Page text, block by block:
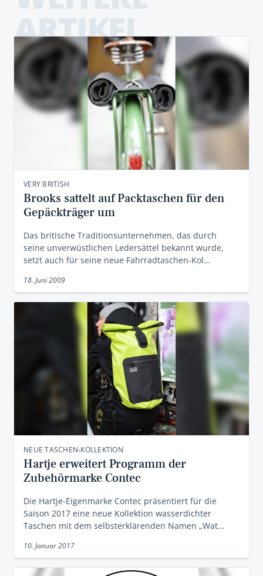
ARTIKEL
VERY BRITISH
Brooks sattelt auf Packtaschen für den
Gepäckträger um
Das britische Traditionsunternehmen, das durch
seine unverwüstlichen Ledersättel bekannt wurde,
setzt auch für seine neue Fahrradtaschen-Kol…
18. Juni 2009
NEUE TASCHEN-KOLLEKTION
Hartje erweitert Programm der
Zubehörmarke Contec
Die Hartje-Eigenmarke Contec präsentiert für die
Saison 2017 eine neue Kollektion wasserdichter
Taschen mit dem selbsterklärenden Namen „Wat…
10. Januar 2017